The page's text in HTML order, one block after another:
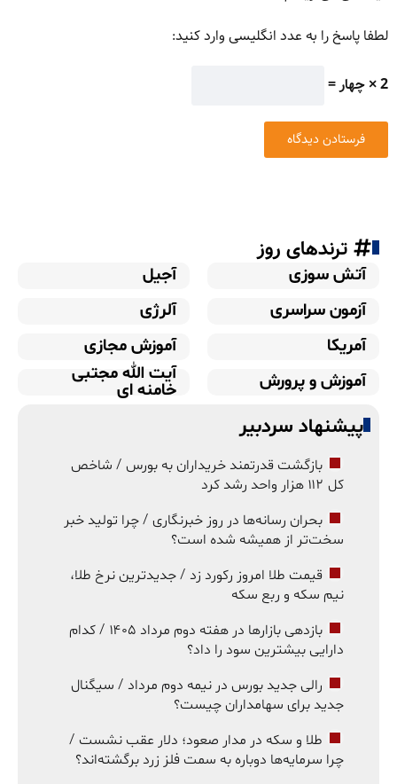
لطفا پاسخ را به عدد انگلیسی وارد کنید:
2 × چهار =
ترندهای روز
آتش سوزی
آجیل
آزمون سراسری
آلرژی
آمریکا
آموزش مجازی
آموزش و پرورش
آیت الله مجتبی
خامنه ای
پیشنهاد سردبیر
بازگشت قدرتمند خریداران به بورس / شاخص
کل ۱۱۲ هزار واحد رشد کرد
بحران رسانه‌ها در روز خبرنگاری / چرا تولید خبر
سخت‌تر از همیشه شده است؟
قیمت طلا امروز رکورد زد / جدیدترین نرخ طلا،
نیم سکه و ربع سکه
بازدهی بازارها در هفته دوم مرداد ۱۴۰۵ / کدام
دارایی بیشترین سود را داد؟
رالی جدید بورس در نیمه دوم مرداد / سیگنال
جدید برای سهامداران چیست؟
طلا و سکه در مدار صعود؛ دلار عقب نشست /
چرا سرمایه‌ها دوباره به سمت فلز زرد برگشته‌اند؟